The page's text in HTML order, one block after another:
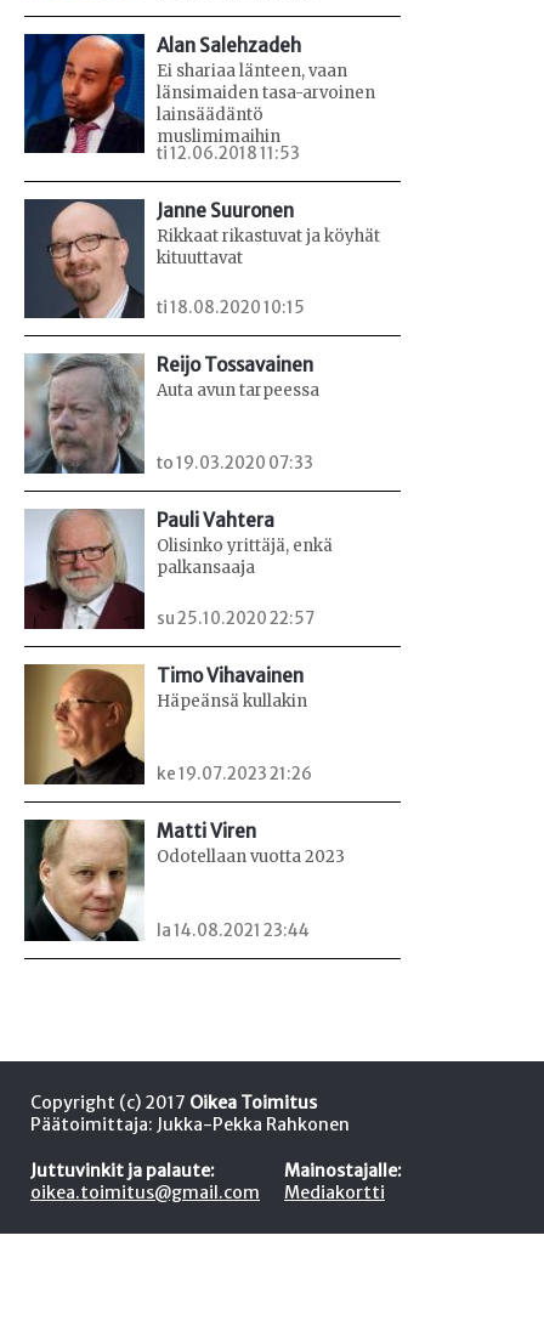
Alan Salehzadeh
Ei shariaa länteen, vaan
länsimaiden tasa-arvoinen
lainsäädäntö
muslimimaihin
ti 12.06.2018 11:53
Janne Suuronen
Rikkaat rikastuvat ja köyhät
kituuttavat
ti 18.08.2020 10:15
Reijo Tossavainen
Auta avun tarpeessa
to 19.03.2020 07:33
Pauli Vahtera
Olisinko yrittäjä, enkä
palkansaaja
su 25.10.2020 22:57
Timo Vihavainen
Häpeänsä kullakin
ke 19.07.2023 21:26
Matti Viren
Odotellaan vuotta 2023
la 14.08.2021 23:44
Copyright (c) 2017 Oikea Toimitus
Päätoimittaja: Jukka-Pekka Rahkonen
Juttuvinkit ja palaute:
oikea.toimitus@gmail.com
Mainostajalle:
Mediakortti